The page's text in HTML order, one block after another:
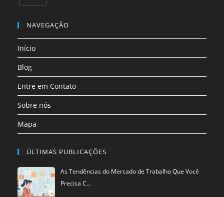
uma
aba
aba
em
uma
nova
aba
NAVEGAÇÃO
Início
Blog
Entre em Contato
Sobre nós
Mapa
ÚLTIMAS PUBLICAÇÕES
As Tendências do Mercado de Trabalho Que Você
Precisa C…